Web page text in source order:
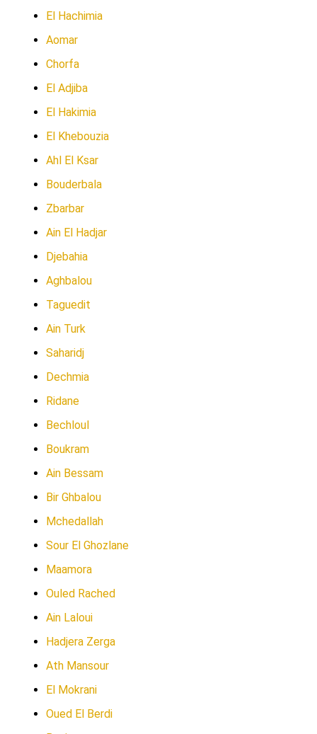
El Hachimia
Aomar
Chorfa
El Adjiba
El Hakimia
El Khebouzia
Ahl El Ksar
Bouderbala
Zbarbar
Ain El Hadjar
Djebahia
Aghbalou
Taguedit
Ain Turk
Saharidj
Dechmia
Ridane
Bechloul
Boukram
Ain Bessam
Bir Ghbalou
Mchedallah
Sour El Ghozlane
Maamora
Ouled Rached
Ain Laloui
Hadjera Zerga
Ath Mansour
El Mokrani
Oued El Berdi